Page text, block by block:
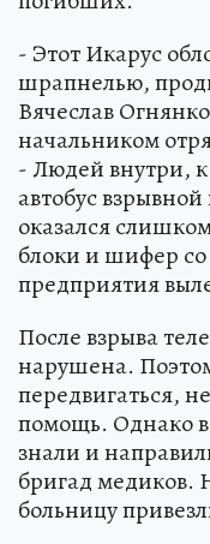
- Этот Икарус
шрапнелью,
Вячеслав
начальником
- Людей внутри,
автобус
оказался
блоки и шифер со
предприятия
После взрыва
нарушена.
передвигаться,
помощь. Однако
знали и
бригад медиков.
больницу